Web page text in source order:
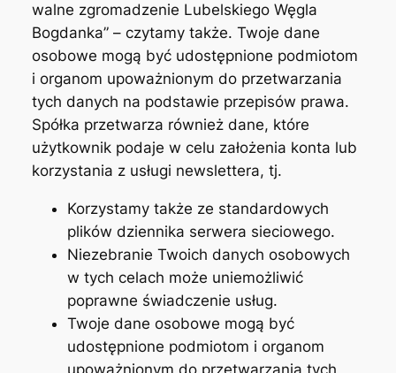
walne zgromadzenie Lubelskiego Węgla
Bogdanka” – czytamy także. Twoje dane
osobowe mogą być udostępnione podmiotom
i organom upoważnionym do przetwarzania
tych danych na podstawie przepisów prawa.
Spółka przetwarza również dane, które
użytkownik podaje w celu założenia konta lub
korzystania z usługi newslettera, tj.
Korzystamy także ze standardowych
plików dziennika serwera sieciowego.
Niezebranie Twoich danych osobowych
w tych celach może uniemożliwić
poprawne świadczenie usług.
Twoje dane osobowe mogą być
udostępnione podmiotom i organom
upoważnionym do przetwarzania tych